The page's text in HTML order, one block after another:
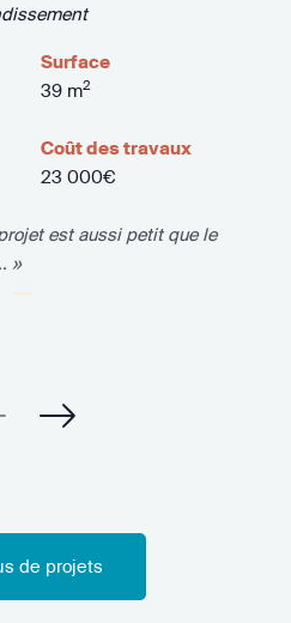
Surface
39 m2
Coût des travaux
23 000€
est aussi petit que le
»
de projets